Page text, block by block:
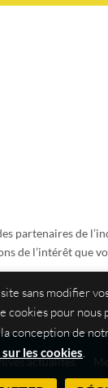
de
de l’intérêt que
actualités
sans modifier
cookies pour nous
conception de
les cookies.